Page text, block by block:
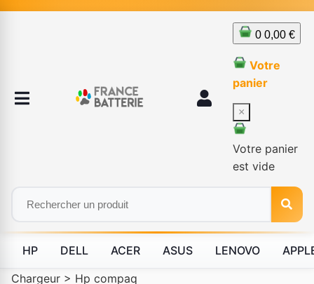
0 0,00 €
Votre
panier
×
Votre panier
est vide
HP DELL ACER ASUS LENOVO
Chargeur > Hp compaq